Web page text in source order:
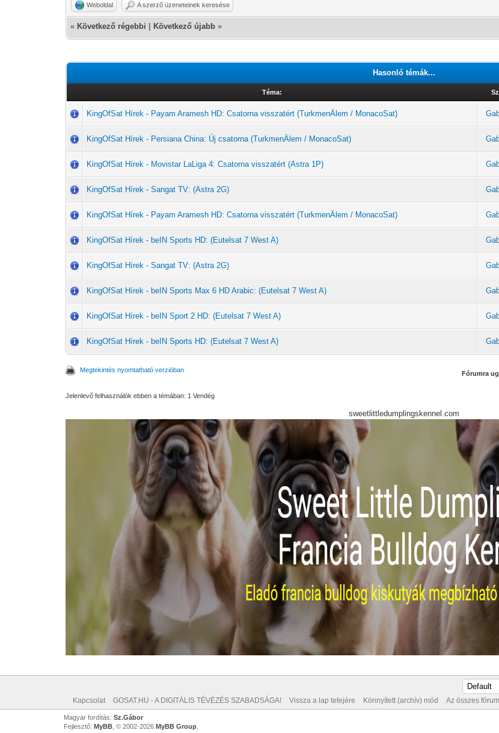
Weboldal A szerző üzeneteinek keresése
« Következő régebbi Következő újabb »
Hasonló témák...
Téma:
KingOfSat Hírek - Payam Aramesh HD: Csatorna visszatért (TurkmenÄlem / MonacoSat)
KingOfSat Hírek - Persiana China: Új csatorna (TurkmenÄlem / MonacoSat)
KingOfSat Hírek - Movistar LaLiga 4: Csatorna visszatért (Astra 1P)
KingOfSat Hírek - Sangat TV: (Astra 2G)
KingOfSat Hírek - Payam Aramesh HD: Csatorna visszatért (TurkmenÄlem / MonacoSat)
KingOfSat Hírek - beIN Sports HD: (Eutelsat 7 West A)
KingOfSat Hírek - Sangat TV: (Astra 2G)
KingOfSat Hírek - beIN Sports Max 6 HD Arabic: (Eutelsat 7 West A)
KingOfSat Hírek - beIN Sport 2 HD: (Eutelsat 7 West A)
KingOfSat Hírek - beIN Sports HD: (Eutelsat 7 West A)
Megtekintés nyomtatható verzióban Fórumra
Jelenlevő felhasználók ebben a témában: 1 Vendég
sweetlittledumplingskennel.com
Kapcsolat GOSAT.HU - A DIGITÁLIS TÉVÉZÉS SZABADSÁGA! Vissza a lap tetejére Könnyített (archív) mód Az összes
Magyar fordítás: Sz.Gábor
Fejlesztő: MyBB, © 2002-2026 MyBB Group.